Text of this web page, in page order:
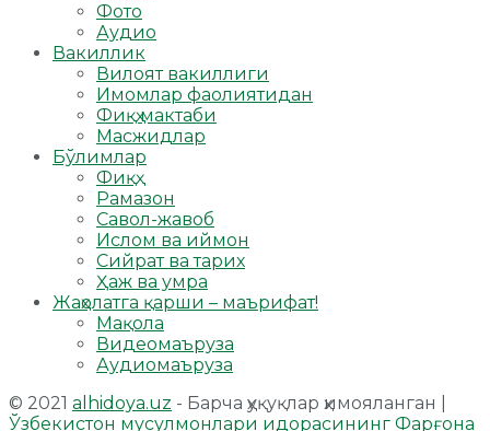
Фото
Аудио
Вакиллик
Вилоят вакиллиги
Имомлар фаолиятидан
Фиқҳ мактаби
Масжидлар
Бўлимлар
Фиқҳ
Рамазон
Савол-жавоб
Ислом ва иймон
Сийрат ва тарих
Ҳаж ва умра
Жаҳолатга қарши – маърифат!
Мақола
Видеомаъруза
Аудиомаъруза
© 2021 alhidoya.uz - Барча ҳуқуқлар ҳимояланган |
Ўзбекистон мусулмонлари идорасининг Фарғона